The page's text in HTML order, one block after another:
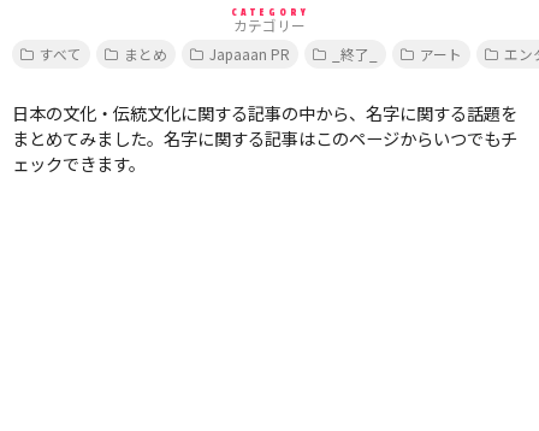
CATEGORY
カテゴリー
すべて
まとめ Japaaan PR _終了_ アート エン
日本の文化・伝統文化に関する記事の中から、名字に関する話題を
まとめてみました。名字に関する記事はこのページからいつでもチ
ェックできます。